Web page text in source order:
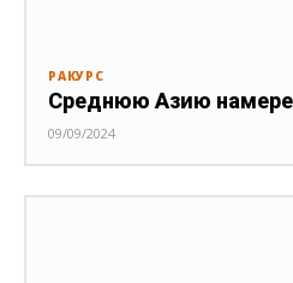
РАКУРС
Среднюю Азию
09/09/2024